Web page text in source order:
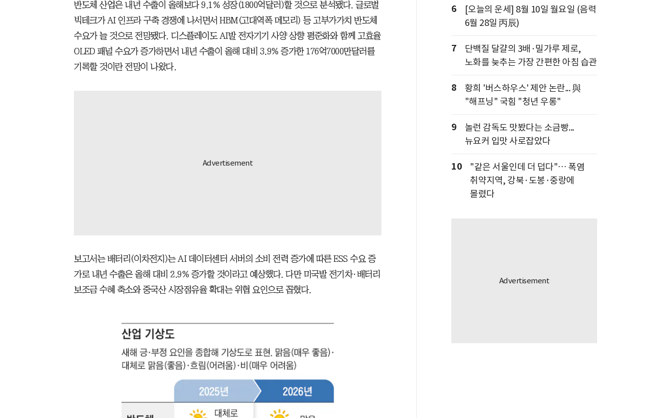
반도체 산업은 내년 수출이 올해보다 9.1% 성장(1800억달러)할 것으로 분석됐다. 글로벌
빅테크가 AI 인프라 구축 경쟁에 나서면서 HBM(고대역폭 메모리) 등 고부가가치 반도체
수요가 늘 것으로 전망됐다. 디스플레이도 AI발 전자기기 사양 상향 평준화와 함께 고효율
OLED 패널 수요가 증가하면서 내년 수출이 올해 대비 3.9% 증가한 176억7000만달러를
기록할 것이란 전망이 나왔다.
보고서는 배터리(이차전지)는 AI 데이터센터 서버의 소비 전력 증가에 따른 ESS 수요 증
가로 내년 수출은 올해 대비 2.9% 증가할 것이라고 예상했다. 다만 미국발 전기차·배터리
보조금 수혜 축소와 중국산 시장점유율 확대는 위협 요인으로 꼽혔다.
6
[오늘의 운세] 8월 10일 월요일 (음력
6월 28일 丙辰)
7
단백질 달걀의 3배·밀가루 제로,
노화를 늦추는 가장 간편한 아침 습관
8
황희 '버스하우스' 제안 논란... 與
"해프닝" 국힘 "청년 우롱"
9
놀런 감독도 맛봤다는 소금빵...
뉴요커 입맛 사로잡았다
10
"같은 서울인데 더 덥다"… 폭염
취약지역, 강북·도봉·중랑에
몰렸다